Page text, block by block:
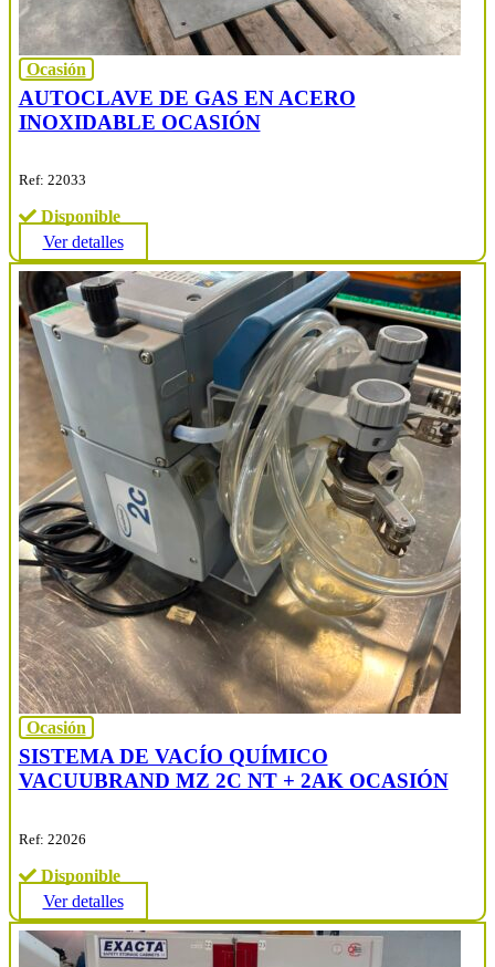
Ocasión
AUTOCLAVE DE GAS EN ACERO
INOXIDABLE OCASIÓN
Ref: 22033
Disponible
Ver detalles
Ocasión
SISTEMA DE VACÍO QUÍMICO
VACUUBRAND MZ 2C NT + 2AK OCASIÓN
Ref: 22026
Disponible
Ver detalles